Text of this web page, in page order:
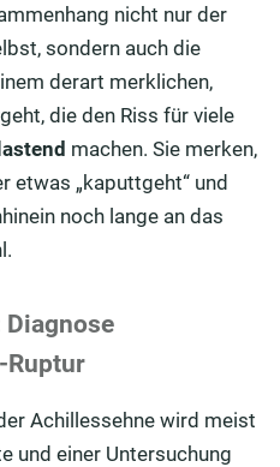
nicht nur der
sondern auch die
derart merklichen,
die den Riss für viele
machen. Sie merken,
etwas „kaputtgeht“ und
noch lange an das
Ruptur
Achillessehne wird meist
und einer Untersuchung